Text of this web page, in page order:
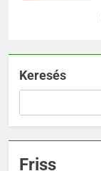
Keresés
Friss